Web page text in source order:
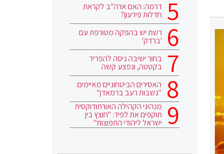
דרמה: האם ארה"ב לקראת
חדלות פירעון?
רשת יש בהפקה מטורפת עם
'ברדק'
בחור ישיבה ניסה להפריד
בקטטה, ונפצע קשה
האסירים הביטחוניים מאיימים:
"נשבות רעב ברמאדן"
מנהיגי הקהילה האורתודוקסית
תוקפים את לפיד: "חוצץ בין
ישראל ליהודי התפוצות"